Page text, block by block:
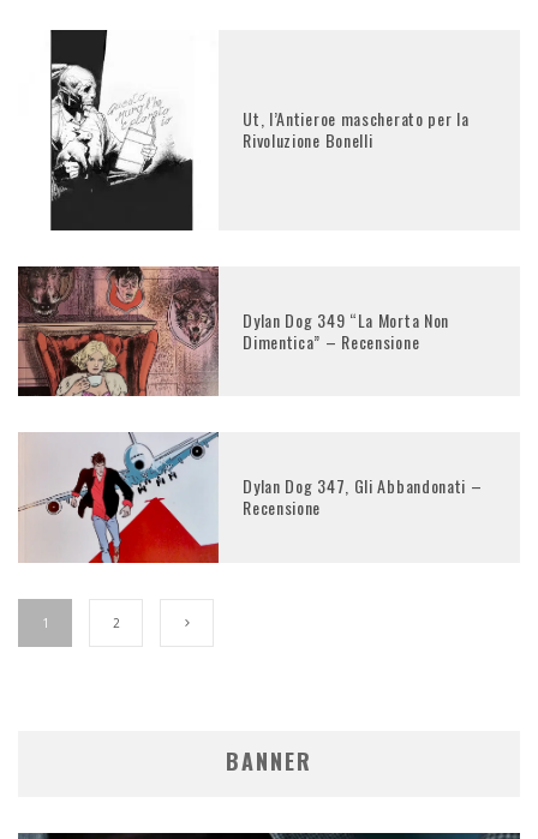
Ut, l’Antieroe mascherato per la
Rivoluzione Bonelli
Dylan Dog 349 “La Morta Non
Dimentica” – Recensione
Dylan Dog 347, Gli Abbandonati –
Recensione
1 2
BANNER